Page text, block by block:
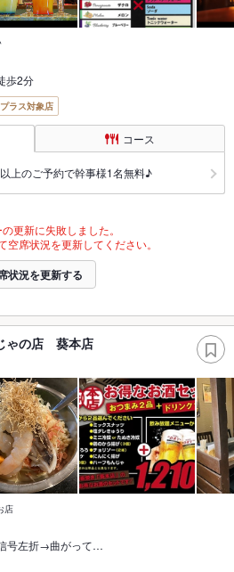
歩2分
ラス対象店
コース
上のご予約で幹事様1名無料♪
更新に失敗しました。
空席状況を更新してください。
状況を更新する
ゃの店 葵本店
店
号左折→曲がって…